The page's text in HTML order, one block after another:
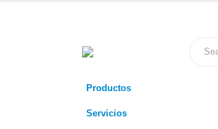
Productos
Servicios